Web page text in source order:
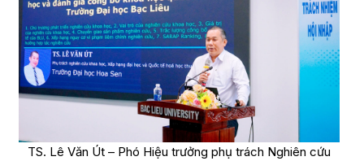
TS. Lê Văn Út – Phó Hiệu trưởng phụ trách Nghiên cứu